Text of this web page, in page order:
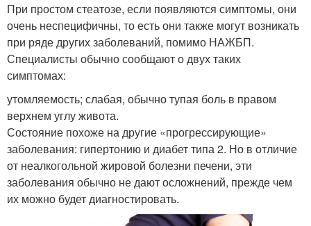
При простом стеатозе, если появляются симптомы, они
очень неспецифичны, то есть они также могут возникать
при ряде других заболеваний, помимо НАЖБП.
Специалисты обычно сообщают о двух таких
симптомах:
утомляемость; слабая, обычно тупая боль в правом
верхнем углу живота.
Состояние похоже на другие «прогрессирующие»
заболевания: гипертонию и диабет типа 2. Но в отличие
от неалкогольной жировой болезни печени, эти
заболевания обычно не дают осложнений, прежде чем
их можно будет диагностировать.